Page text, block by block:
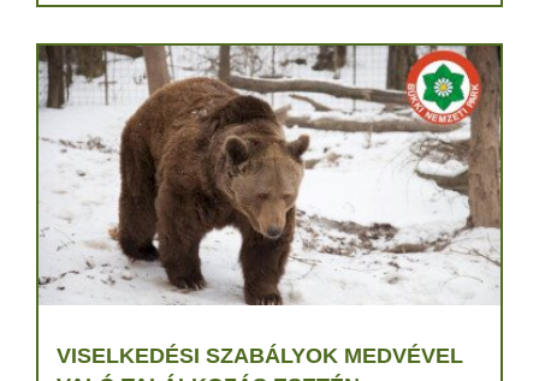
VISELKEDÉSI SZABÁLYOK MEDVÉVEL